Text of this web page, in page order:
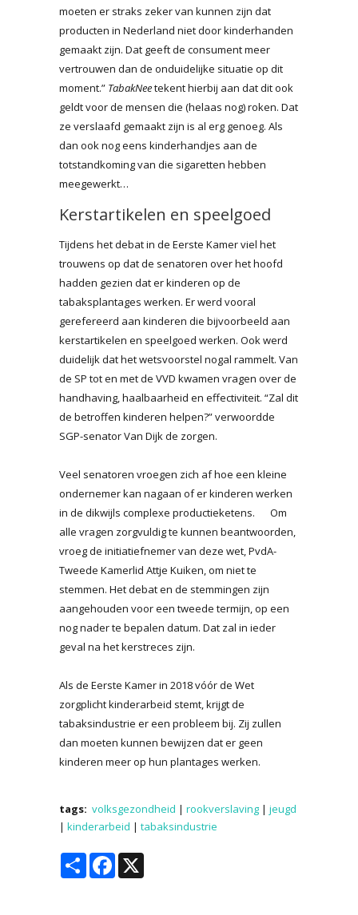
moeten er straks zeker van kunnen zijn dat
producten in Nederland niet door kinderhanden
gemaakt zijn. Dat geeft de consument meer
vertrouwen dan de onduidelijke situatie op dit
moment.” TabakNeetekent hierbij aan dat dit ook
geldt voor de mensen die (helaas nog) roken. Dat
ze verslaafd gemaakt zijn is al erg genoeg. Als
dan ook nog eens kinderhandjes aan de
totstandkoming van die sigaretten hebben
meegewerkt…
Kerstartikelen en speelgoed
Tijdens het debat in de Eerste Kamer viel het
trouwens op dat de senatoren over het hoofd
hadden gezien dat er kinderen op de
tabaksplantages werken. Er werd vooral
gerefereerd aan kinderen die bijvoorbeeld aan
kerstartikelen en speelgoed werken. Ook werd
duidelijk dat het wetsvoorstel nogal rammelt. Van
de SP tot en met de VVD kwamen vragen over de
handhaving, haalbaarheid en effectiviteit. “Zal dit
de betroffen kinderen helpen?” verwoordde
SGP-senator Van Dijk de zorgen.
Veel senatoren vroegen zich af hoe een kleine
ondernemer kan nagaan of er kinderen werken
in de dikwijls complexe productieketens. Om
alle vragen zorgvuldig te kunnen beantwoorden,
vroeg de initiatiefnemer van deze wet, PvdA-
Tweede Kamerlid Attje Kuiken, om niet te
stemmen. Het debat en de stemmingen zijn
aangehouden voor een tweede termijn, op een
nog nader te bepalen datum. Dat zal in ieder
geval na het kerstreces zijn.
Als de Eerste Kamer in 2018 vóór de Wet
zorgplicht kinderarbeid stemt, krijgt de
tabaksindustrie er een probleem bij. Zij zullen
dan moeten kunnen bewijzen dat er geen
kinderen meer op hun plantages werken.
tags: volksgezondheid | rookverslaving | jeugd
| kinderarbeid | tabaksindustrie
Share Facebook